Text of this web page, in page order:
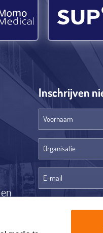
Inschrijven
Voornaam
Organisatie
(optioneel)